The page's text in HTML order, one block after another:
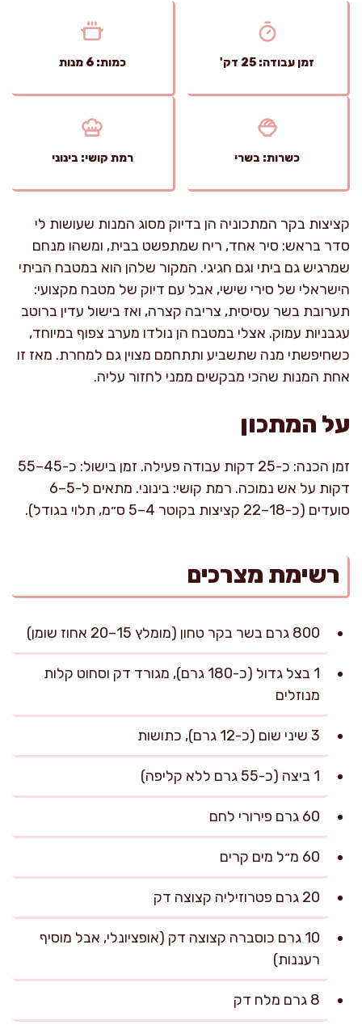
זמן עבודה: 25 דק' כמות: 6 מנות
כשרות: בשרי רמת קושי: בינוני
קציצות בקר המתכוניה הן בדיוק מסוג המנות שעושות לי
סדר בראש: סיר אחד, ריח שמתפשט בבית, ומשהו מנחם
שמרגיש גם ביתי וגם חגיגי. המקור שלהן הוא במטבח הביתי
הישראלי של סירי שישי, אבל עם דיוק של מטבח מקצועי:
תערובת בשר עסיסית, צריבה קצרה, ואז בישול עדין ברוטב
עגבניות עמוק. אצלי במטבח הן נולדו מערב צפוף במיוחד,
כשחיפשתי מנה שתשביע ותתחמם מצוין גם למחרת. מאז זו
אחת המנות שהכי מבקשים ממני לחזור עליה.
על המתכון
זמן הכנה: כ-25 דקות עבודה פעילה. זמן בישול: כ-45–55
דקות על אש נמוכה. רמת קושי: בינוני. מתאים ל-5–6
סועדים (כ-18–22 קציצות בקוטר 4–5 ס״מ, תלוי בגודל).
רשימת מצרכים
800 גרם בשר בקר טחון (מומלץ 15–20 אחוז שומן)
1 בצל גדול (כ-180 גרם), מגורד דק וסחוט קלות
מנוזלים
3 שיני שום (כ-12 גרם), כתושות
1 ביצה (כ-55 גרם ללא קליפה)
60 גרם פירורי לחם
60 מ״ל מים קרים
20 גרם פטרוזיליה קצוצה דק
10 גרם כוסברה קצוצה דק (אופציונלי, אבל מוסיף
רעננות)
8 גרם מלח דק